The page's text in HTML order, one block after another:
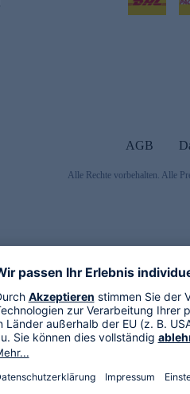
AGB
Alle Rechte vorbehalten. Alle